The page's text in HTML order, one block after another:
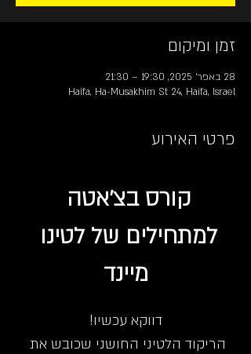
זמן ומיקום
28 באפר׳ 2025, 19:30 – 21:30
Haifa, Ha-Musakhim St 24, Haifa, Israel
פרטי האירוע
קורס בצ'אטה
למתחילים של לטינו
מיינד
דווקא עכשיו!
הריקוד הלטיני החושני שכובש את